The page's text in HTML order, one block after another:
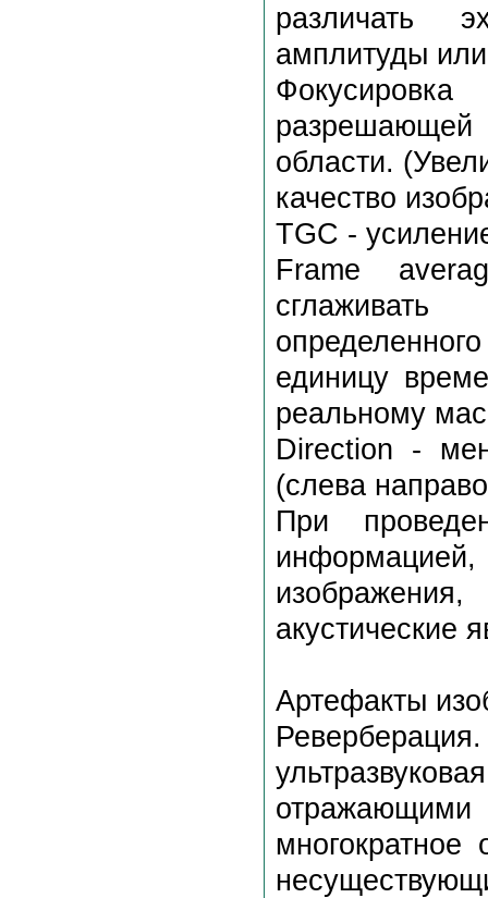
различать
амплитуды
разрешающей
области.
качество
TGC -
Frame
единицу
реальному
Direction -
(слева
При
акустические
Артефакты